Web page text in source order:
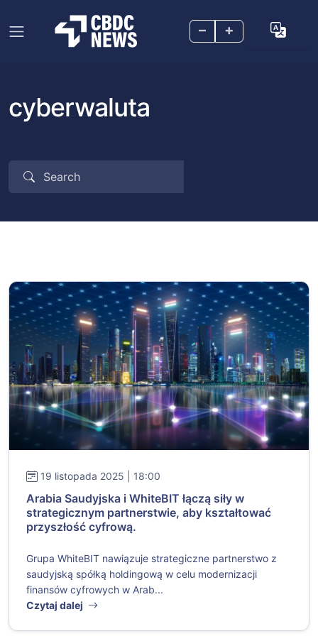
– +
cyberwaluta
19 listopada 2025 | 18:00
Arabia Saudyjska i WhiteBIT łączą siły w
strategicznym partnerstwie, aby kształtować
przyszłość cyfrową.
Grupa WhiteBIT nawiązuje strategiczne partnerstwo z
saudyjską spółką holdingową w celu modernizacji
finansów cyfrowych w Arab...
Czytaj dalej